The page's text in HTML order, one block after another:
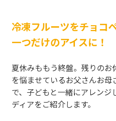
冷凍フルーツをチョコ
一つだけのアイスに！
夏休みももう終盤。残りの
を悩ませているお父さんお母
で、子どもと一緒にアレンジ
ディアをご紹介します。